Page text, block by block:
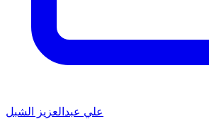
علي عبدالعزيز الشبل